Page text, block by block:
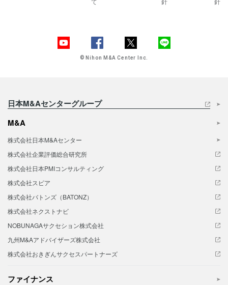
© Nihon M&A Center Inc.
日本M&Aセンターグループ
M&A
株式会社日本M&Aセンター
株式会社企業評価総合研究所
株式会社日本PMIコンサルティング
株式会社スピア
株式会社バトンズ（BATONZ）
株式会社ネクストナビ
NOBUNAGAサクセション株式会社
九州M&Aアドバイザーズ株式会社
株式会社おきぎんサクセスパートナーズ
ファイナンス